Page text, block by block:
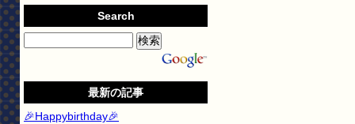
Search
最新の記事
🎉Happybirthday🎉